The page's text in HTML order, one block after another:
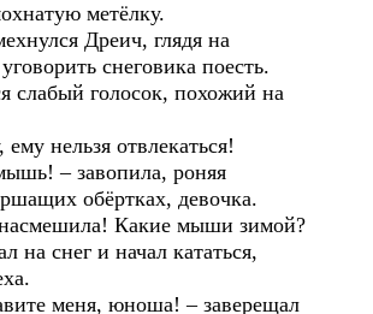
метёлку.
Дреич, глядя на
снеговика поесть.
слабый голосок, похожий на
нельзя отвлекаться!
– завопила, роняя
обёртках, девочка.
Какие мыши зимой?
на снег и начал кататься,
меня, юноша! – заверещал